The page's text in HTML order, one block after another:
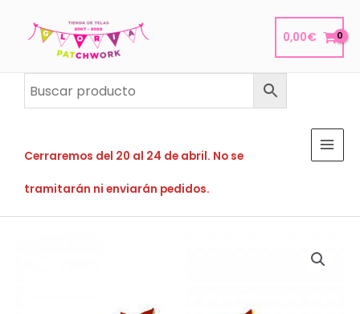
0,00€
Cerraremos del 20 al 24 de abril. No se
tramitarán ni enviarán pedidos.